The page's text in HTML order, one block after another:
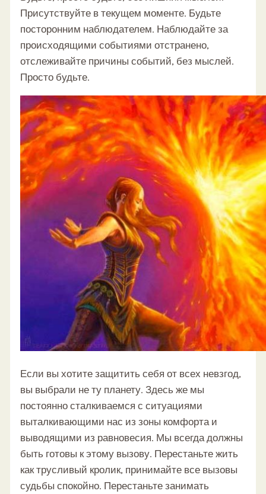
Присутствуйте в текущем моменте. Будьте
посторонним наблюдателем. Наблюдайте за
происходящими событиями отстранено,
отслеживайте причины событий, без мыслей.
Просто будьте.
Если вы хотите защитить себя от всех невзгод,
вы выбрали не ту планету. Здесь же мы
постоянно сталкиваемся с ситуациями
выталкивающими нас из зоны комфорта и
выводящими из равновесия. Мы всегда должны
быть готовы к этому вызову. Перестаньте жить
как трусливый кролик, принимайте все вызовы
судьбы спокойно. Перестаньте занимать